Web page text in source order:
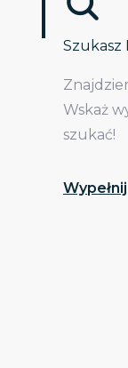
Szukasz
Wskaż
szukać!